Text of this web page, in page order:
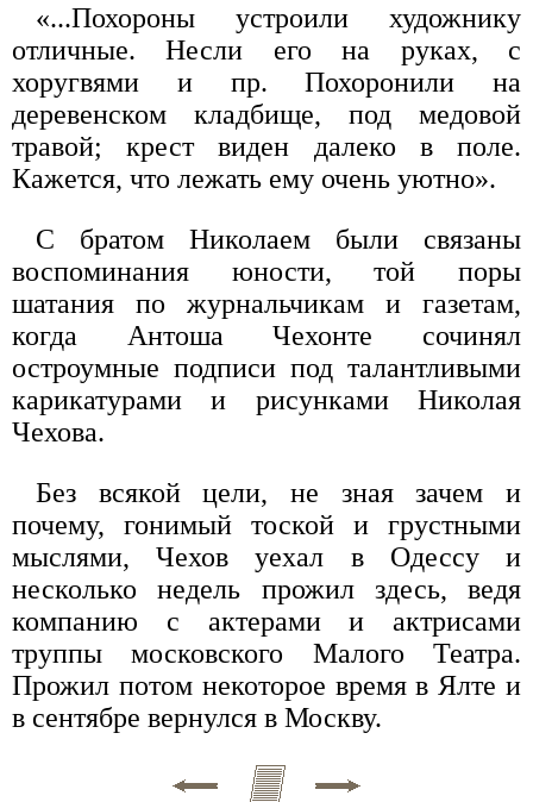
«...Похороны устроили художнику
отличные. Несли его на руках, с
хоругвями и пр. Похоронили на
деревенском кладбище, под медовой
травой; крест виден далеко в поле.
Кажется, что лежать ему очень уютно».
С братом Николаем были связаны
воспоминания юности, той поры
шатания по журнальчикам и газетам,
когда Антоша Чехонте сочинял
остроумные подписи под талантливыми
карикатурами и рисунками Николая
Чехова.
Без всякой цели, не зная зачем и
почему, гонимый тоской и грустными
мыслями, Чехов уехал в Одессу и
несколько недель прожил здесь, ведя
компанию с актерами и актрисами
труппы московского Малого Театра.
Прожил потом некоторое время в Ялте и
в сентябре вернулся в Москву.